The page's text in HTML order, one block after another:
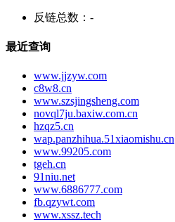
反链总数： -
最近查询
www.jjzyw.com
c8w8.cn
www.szsjingsheng.com
novql7ju.baxiw.com.cn
hzqz5.cn
wap.panzhihua.51xiaomishu.cn
www.99205.com
tgeh.cn
91niu.net
www.6886777.com
fb.qzywt.com
www.xssz.tech